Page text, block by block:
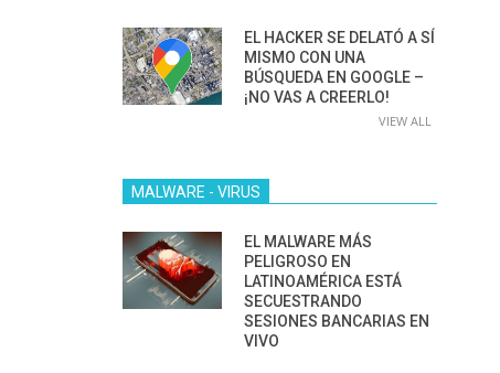
EL HACKER SE DELATÓ A SÍ
MISMO CON UNA
BÚSQUEDA EN GOOGLE –
¡NO VAS A CREERLO!
VIEW ALL
MALWARE - VIRUS
EL MALWARE MÁS
PELIGROSO EN
LATINOAMÉRICA ESTÁ
SECUESTRANDO
SESIONES BANCARIAS EN
VIVO